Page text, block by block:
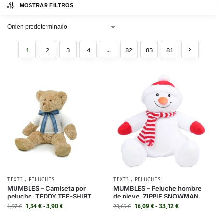
MOSTRAR FILTROS
1 2 3 4 … 82 83 84
TEXTIL, PELUCHES
MUMBLES – Camiseta por
peluche. TEDDY TEE-SHIRT
1,97€ 1,34€-3,90€
TEXTIL, PELUCHES
MUMBLES – Peluche hombre
de nieve. ZIPPIE SNOWMAN
23,66€ 16,09€-33,12€